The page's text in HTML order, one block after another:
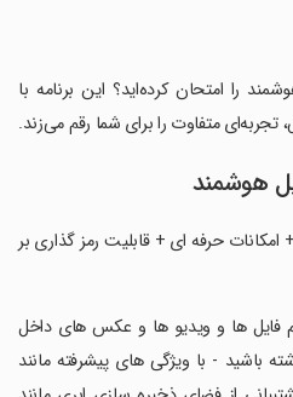
را امتحان کرده‌اید؟ این برنامه با
متفاوت را برای شما رقم می‌زند.
هوشمند
حرفه ای + قابلیت رمز گذاری بر
فایل ها و ویدیو ها و عکس های داخل
- با ویژگی های پیشرفته مانند